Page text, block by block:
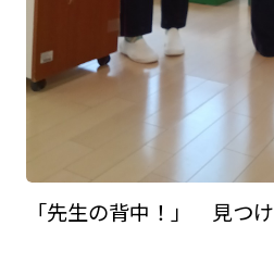
「先生の背中！」 見つ